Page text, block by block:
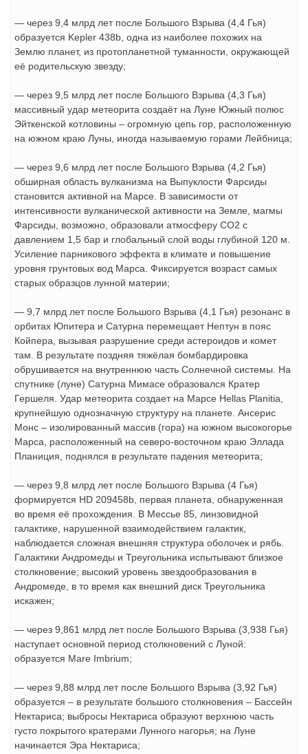
— через 9,4 млрд лет после Большого Взрыва (4,4 Гья)
образуется Kepler 438b, одна из наиболее похожих на
Землю планет, из протопланетной туманности, окружающей
её родительскую звезду;
— через 9,5 млрд лет после Большого Взрыва (4,3 Гья)
массивный удар метеорита создаёт на Луне Южный полюс
Эйткенской котловины – огромную цепь гор, расположенную
на южном краю Луны, иногда называемую горами Лейбница;
— через 9,6 млрд лет после Большого Взрыва (4,2 Гья)
обширная область вулканизма на Выпуклости Фарсиды
становится активной на Марсе. В зависимости от
интенсивности вулканической активности на Земле, магмы
Фарсиды, возможно, образовали атмосферу CO2 с
давлением 1,5 бар и глобальный слой воды глубиной 120 м.
Усиление парникового эффекта в климате и повышение
уровня грунтовых вод Марса. Фиксируется возраст самых
старых образцов лунной материи;
— 9,7 млрд лет после Большого Взрыва (4,1 Гья) резонанс в
орбитах Юпитера и Сатурна перемещает Нептун в пояс
Койпера, вызывая разрушение среди астероидов и комет
там. В результате поздняя тяжёлая бомбардировка
обрушивается на внутреннюю часть Солнечной системы. На
спутнике (луне) Сатурна Мимасе образовался Кратер
Гершеля. Удар метеорита создает на Марсе Hellas Planitia,
крупнейшую однозначную структуру на планете. Ансерис
Монс – изолированный массив (гора) на южном высокогорье
Марса, расположенный на северо-восточном краю Эллада
Планиция, поднялся в результате падения метеорита;
— через 9,8 млрд лет после Большого Взрыва (4 Гья)
формируется HD 209458b, первая планета, обнаруженная
во время её прохождения. В Мессье 85, линзовидной
галактике, нарушенной взаимодействием галактик,
наблюдается сложная внешняя структура оболочек и рябь.
Галактики Андромеды и Треугольника испытывают близкое
столкновение; высокий уровень звездообразования в
Андромеде, в то время как внешний диск Треугольника
искажен;
— через 9,861 млрд лет после Большого Взрыва (3,938 Гья)
наступает основной период столкновений с Луной:
образуется Mare Imbrium;
— через 9,88 млрд лет после Большого Взрыва (3,92 Гья)
образуется – в результате большого столкновения – Бассейн
Нектариса; выбросы Нектариса образуют верхнюю часть
густо покрытого кратерами Лунного нагорья; на Луне
начинается Эра Нектариса;